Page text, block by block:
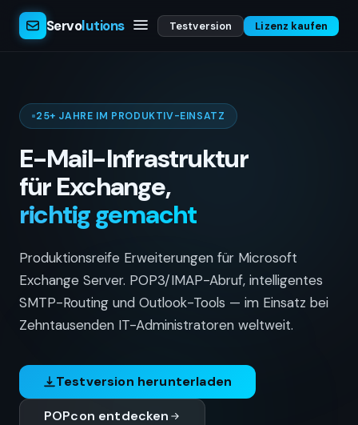
Servolutions Testversion Lizenz kaufen
25+ JAHRE IM PRODUKTIV-EINSATZ
E-Mail-Infrastruktur
für Exchange,
richtig gemacht
Produktionsreife Erweiterungen für Microsoft
Exchange Server. POP3/IMAP-Abruf, intelligentes
SMTP-Routing und Outlook-Tools — im Einsatz bei
Zehntausenden IT-Administratoren weltweit.
Testversion herunterladen
POPcon entdecken